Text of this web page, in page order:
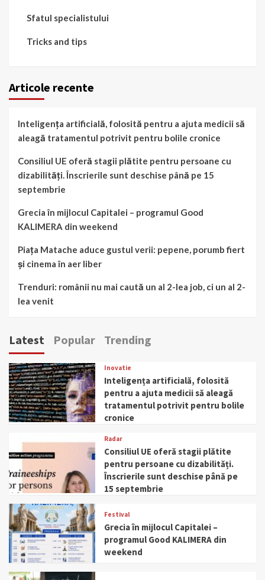
Sfatul specialistului
Tricks and tips
Articole recente
Inteligența artificială, folosită pentru a ajuta medicii să
aleagă tratamentul potrivit pentru bolile cronice
Consiliul UE oferă stagii plătite pentru persoane cu
dizabilități. Înscrierile sunt deschise până pe 15
septembrie
Grecia în mijlocul Capitalei – programul Good
KALIMERA din weekend
Piața Matache aduce gustul verii: pepene, porumb fiert
și cinema în aer liber
Trenduri: românii nu mai caută un al 2-lea job, ci un al 2-
lea venit
Latest Popular Trending
Inovatie
Inteligența artificială, folosită
pentru a ajuta medicii să aleagă
tratamentul potrivit pentru bolile
cronice
Radar
Consiliul UE oferă stagii plătite
pentru persoane cu dizabilități.
Înscrierile sunt deschise până pe
15 septembrie
Festival
Grecia în mijlocul Capitalei –
programul Good KALIMERA din
weekend